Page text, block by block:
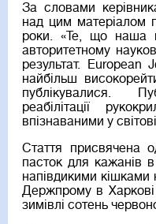
За словами
над цим матеріалом
роки. «Те, що наша
авторитетному
результат.
найбільш
публікувалися.
реабілітації
впізнаваними у
Стаття присвячена
пасток для кажанів
напівдикими кішками
Держпрому в Харкові
зимівлі сотень